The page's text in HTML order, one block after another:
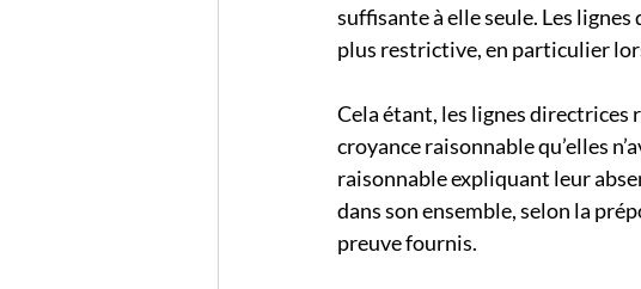
suffisante à elle seule. Les
plus restrictive, en particulier
Cela étant, les lignes directrices
croyance raisonnable qu’elles
raisonnable expliquant leur
dans son ensemble, selon la
preuve fournis.